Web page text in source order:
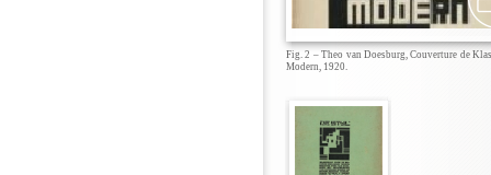
Fig. 2 – Theo van Doesburg, Couverture de
Modern, 1920.